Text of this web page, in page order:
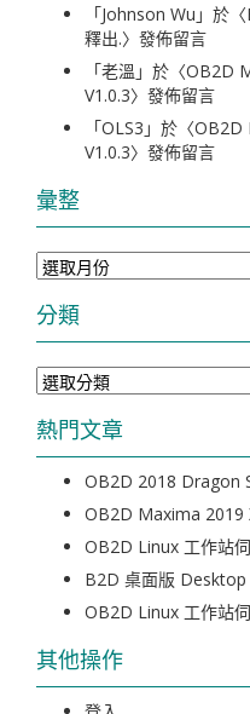
「Johnson Wu 」於〈
釋出.〉發佈留言
「老溫 」於〈OB2D
V1.0.3〉發佈留言
「OLS3 」於〈OB2D
V1.0.3〉發佈留言
彙整
彙
整
分類
分
類
熱門文章
OB2D 2018 Dragon
OB2D Maxima 2019
OB2D Linux 工作站
B2D 桌面版 Desktop
OB2D Linux 工作站
其他操作